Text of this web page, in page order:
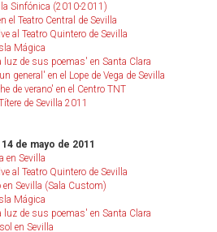
Sinfónica (2010-2011)
el Teatro Central de Sevilla
al Teatro Quintero de Sevilla
Mágica
luz de sus poemas' en Santa Clara
general' en el Lope de Vega de Sevilla
de verano' en el Centro TNT
de Sevilla 2011
de mayo de 2011
en Sevilla
al Teatro Quintero de Sevilla
Sevilla (Sala Custom)
Mágica
luz de sus poemas' en Santa Clara
en Sevilla